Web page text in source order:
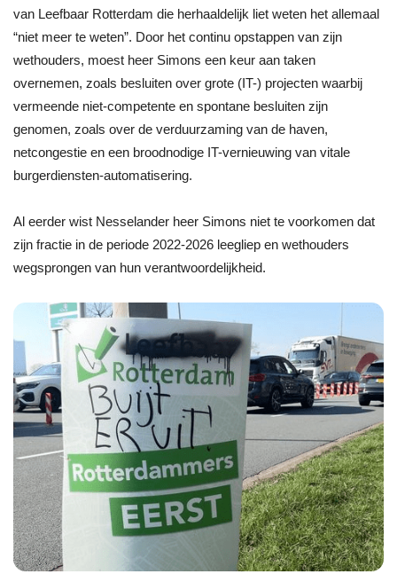
van Leefbaar Rotterdam die herhaaldelijk liet weten het allemaal
“niet meer te weten”. Door het continu opstappen van zijn
wethouders, moest heer Simons een keur aan taken
overnemen, zoals besluiten over grote (IT-) projecten waarbij
vermeende niet-competente en spontane besluiten zijn
genomen, zoals over de verduurzaming van de haven,
netcongestie en een broodnodige IT-vernieuwing van vitale
burgerdiensten-automatisering.
Al eerder wist Nesselander heer Simons niet te voorkomen dat
zijn fractie in de periode 2022-2026 leegliep en wethouders
wegsprongen van hun verantwoordelijkheid.